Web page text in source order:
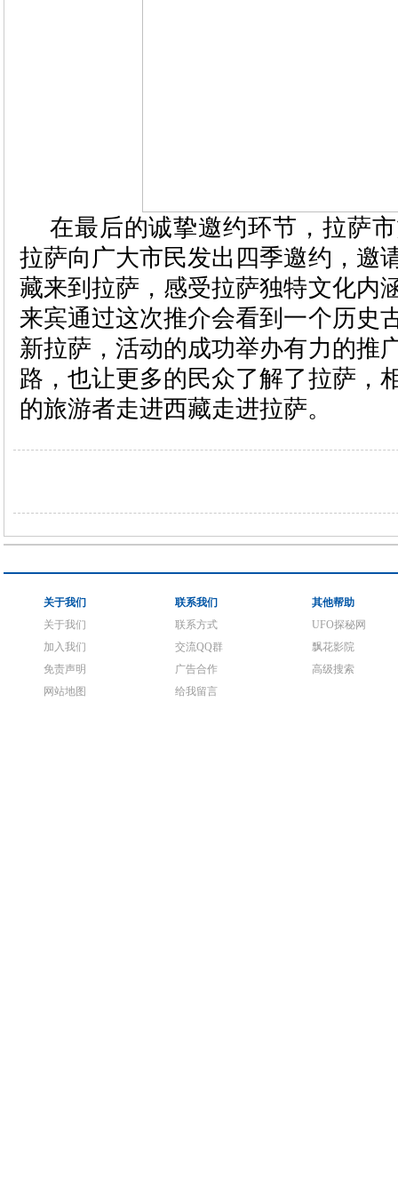
在最后的诚挚邀约环节，拉萨
拉萨向广大市民发出四季邀约，邀
藏来到拉萨，感受拉萨独特文化内
来宾通过这次推介会看到一个历史
新拉萨，活动的成功举办有力的推
路，也让更多的民众了解了拉萨，
的旅游者走进西藏走进拉萨。
关于我们
关于我们
加入我们
免责声明
网站地图
联系我们
联系方式
交流QQ群
广告合作
给我留言
其他帮助
UFO探秘网
飘花影院
高级搜索